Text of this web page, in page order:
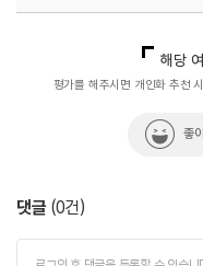
해당
평가를 해주시면 개인화 추천
좋
댓글 (0건)